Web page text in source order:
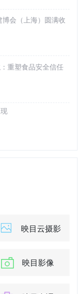
会（上海）圆满收
重塑食品安全信任
映目云摄影
映目影像